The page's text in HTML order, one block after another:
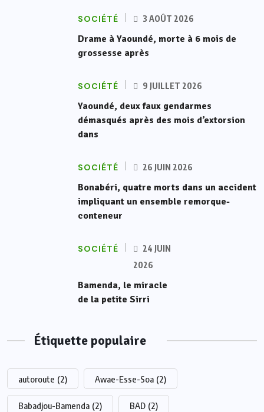
SOCIÉTÉ 3 AOÛT 2026
Drame à Yaoundé, morte à 6 mois de
grossesse après
SOCIÉTÉ 9 JUILLET 2026
Yaoundé, deux faux gendarmes
démasqués après des mois d’extorsion
dans
SOCIÉTÉ 26 JUIN 2026
Bonabéri, quatre morts dans un accident
impliquant un ensemble remorque-
conteneur
SOCIÉTÉ
24 JUIN
2026
Bamenda, le miracle
de la petite Sirri
Étiquette populaire
autoroute (2) Awae-Esse-Soa (2)
Babadjou-Bamenda (2) BAD (2)